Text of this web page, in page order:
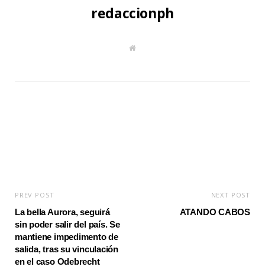
redaccionph
W
PREV POST
La bella Aurora, seguirá
sin poder salir del país. Se
mantiene impedimento de
salida, tras su vinculación
en el caso Odebrecht
NEXT POST
ATANDO CABOS